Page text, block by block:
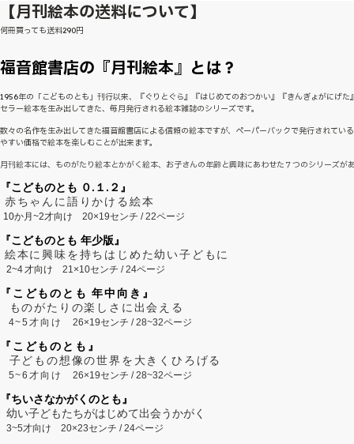
【月刊絵本の送料について】
何冊買っても送料290円
福音館書店の『月刊絵本』とは？
1956年の「こどものとも」刊行以来、『ぐりとぐら』『はじめてのおつかい』『きんぎょがにげた
セラー絵本を生み出してきた、毎月発行される絵本雑誌のシリーズです。
数々の名作を生み出してきた福音館書店による信頼の絵本ですが、ペーパーバックで発行されてい
やすい価格で絵本を楽しむことが出来ます。
月刊絵本には、ものがたり絵本とかがく絵本、お子さんの年齢と興味にあわせた７つのシリーズが
『こどものとも ０.１.２』
赤ちゃんに語りかける絵本
10か月~2才向け 20×19センチ / 22ページ
『こどものとも 年少版』
絵本に興味を持ちはじめた幼い子どもに
2~4 才向け 21×10センチ / 24ページ
『こどものとも 年中向き』
ものがたりの楽しさに出会える
4~5才向け26×19センチ / 28~32ページ
『こどものとも』
子どもの想像の世界を大きくひろげる
5~6才向け26×19センチ / 28~32ページ
『ちいさなかがくのとも』
幼い子どもたちがはじめて出会うかがく
3~5才向け 20×23センチ / 24ページ